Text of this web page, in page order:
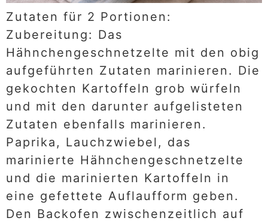
Zutaten für 2 Portionen:
Zubereitung: Das
Hähnchengeschnetzelte mit den obig
aufgeführten Zutaten marinieren. Die
gekochten Kartoffeln grob würfeln
und mit den darunter aufgelisteten
Zutaten ebenfalls marinieren.
Paprika, Lauchzwiebel, das
marinierte Hähnchengeschnetzelte
und die marinierten Kartoffeln in
eine gefettete Auflaufform geben.
Den Backofen zwischenzeitlich auf